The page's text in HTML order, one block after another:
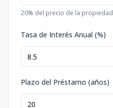
20% del precio de la propiedad
Tasa de Interés Anual (%)
Plazo del Préstamo (años)